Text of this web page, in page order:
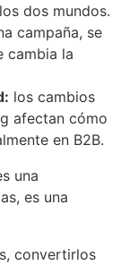
dos mundos.
campaña, se
cambia la
los cambios
afectan cómo
en B2B.
una
es una
convertirlos